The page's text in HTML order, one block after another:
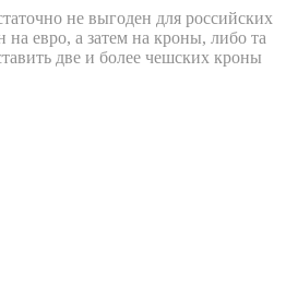
не выгоден для российских
на евро, а затем на кроны, либо та
две и более чешских кроны